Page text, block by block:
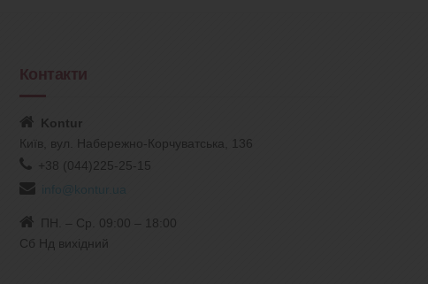
Контакти
Kontur
Київ, вул. Набережно-Корчуватська, 136
+38 (044)225-25-15
ПН. – Ср. 09:00 – 18:00
Сб Нд вихідний